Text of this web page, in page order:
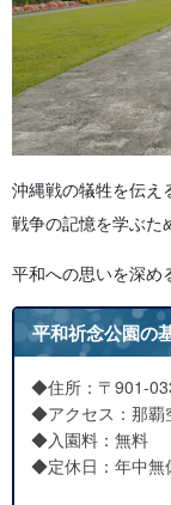
沖縄戦の犠牲を伝え
戦争の記憶を学ぶた
平和への思いを深
平和祈念公園の
◆住所：〒901-
◆アクセス：那覇
◆入園料：無料
◆定休日：年中無